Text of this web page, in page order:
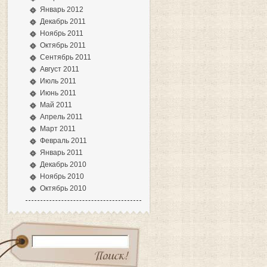
Январь 2012
Декабрь 2011
Ноябрь 2011
Октябрь 2011
Сентябрь 2011
Август 2011
Июль 2011
Июнь 2011
Май 2011
Апрель 2011
Март 2011
Февраль 2011
Январь 2011
Декабрь 2010
Ноябрь 2010
Октябрь 2010